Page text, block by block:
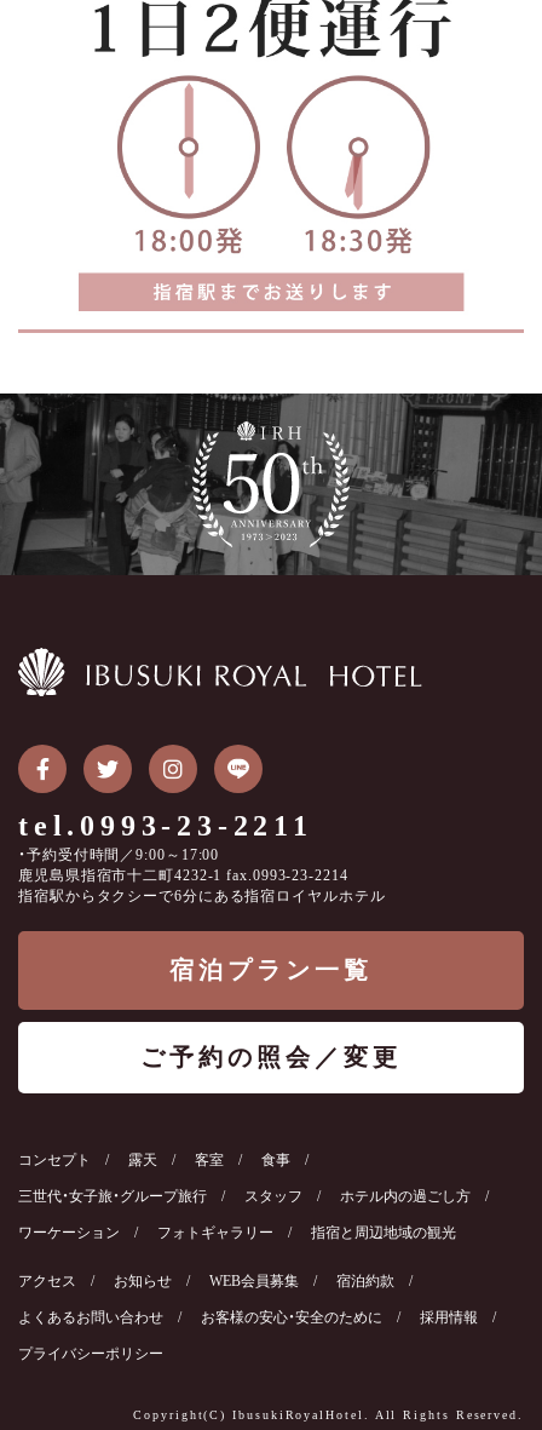
tel.0993-23-2211
・予約受付時間／9:00～17:00
鹿児島県指宿市十二町4232-1 fax.0993-23-2214
指宿駅からタクシーで6分にある指宿ロイヤルホテル
宿泊プラン一覧
ご予約の照会／変更
コンセプト 露天 客室 食事
三世代・女子旅・グループ旅行 スタッフ ホテル内の過ごし方
ワーケーション フォトギャラリー 指宿と周辺地域の観光
アクセス お知らせ WEB会員募集 宿泊約款
よくあるお問い合わせ お客様の安心・安全のために 採用情報
プライバシーポリシー
Copyright(C) IbusukiRoyalHotel. All Rights Reserved.